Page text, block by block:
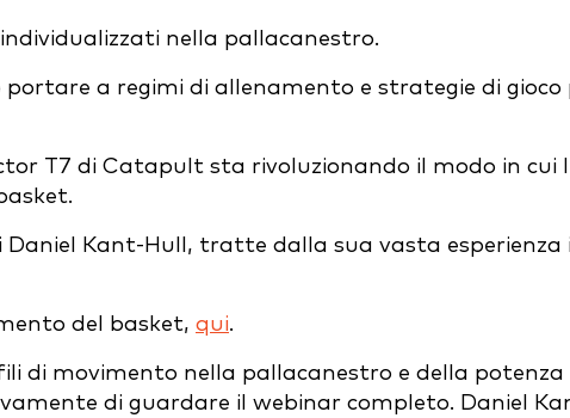
nella pallacanestro.
a regimi di allenamento e strategie di gioco
T7 di Catapult sta rivoluzionando il modo in cui
Daniel Kant-Hull, tratte dalla sua vasta esperienza
del basket, qui.
di movimento nella pallacanestro e della potenza
di guardare il webinar completo. Daniel